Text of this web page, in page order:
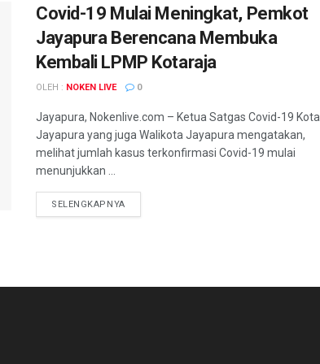
Covid-19 Mulai Meningkat, Pemkot
Jayapura Berencana Membuka
Kembali LPMP Kotaraja
OLEH : NOKEN LIVE 0
Jayapura, Nokenlive.com – Ketua Satgas Covid-19 Kota
Jayapura yang juga Walikota Jayapura mengatakan,
melihat jumlah kasus terkonfirmasi Covid-19 mulai
menunjukkan ...
SELENGKAPNYADETAILS